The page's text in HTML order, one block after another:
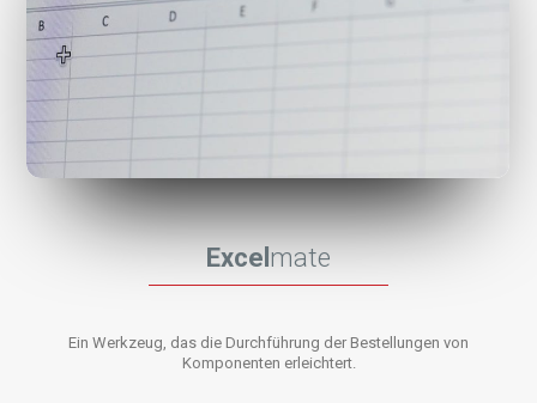
Excel mate
Ein Werkzeug, das die Durchführung der Bestellungen von
Komponenten erleichtert.